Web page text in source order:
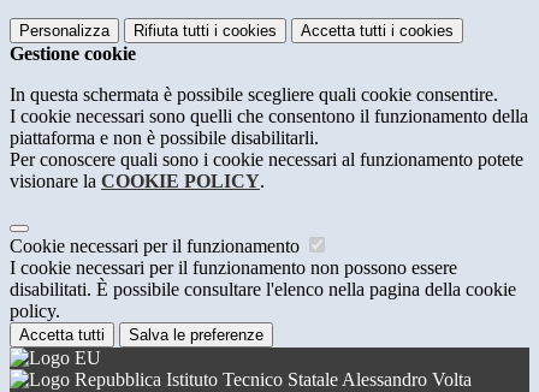
Personalizza Rifiuta tutti i cookies Accetta tutti i cookies
Gestione cookie
In questa schermata è possibile scegliere quali cookie consentire.
I cookie necessari sono quelli che consentono il funzionamento della
piattaforma e non è possibile disabilitarli.
Per conoscere quali sono i cookie necessari al funzionamento potete
visionare la COOKIE POLICY.
Cookie necessari per il funzionamento
I cookie necessari per il funzionamento non possono essere
disabilitati. È possibile consultare l'elenco nella pagina della cookie
policy.
Accetta tutti Salva le preferenze
Istituto Tecnico Statale Alessandro Volta